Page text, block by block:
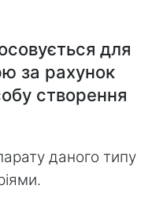
для
за рахунок
створення
даного типу